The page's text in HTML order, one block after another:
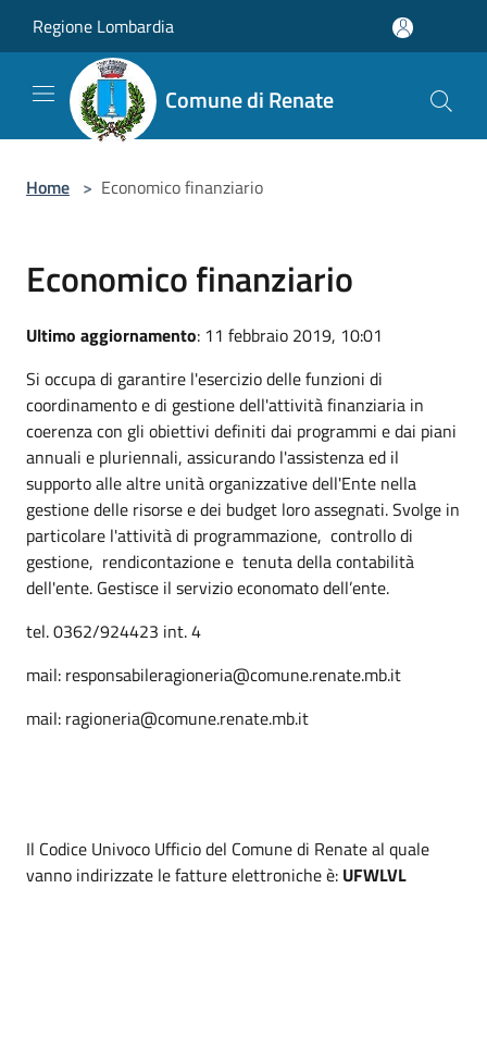
Regione Lombardia
Comune di Renate
Home > Economico finanziario
Economico finanziario
Ultimo aggiornamento: 11 febbraio 2019, 10:01
Si occupa di garantire l'esercizio delle funzioni di
coordinamento e di gestione dell'attività finanziaria in
coerenza con gli obiettivi definiti dai programmi e dai piani
annuali e pluriennali, assicurando l'assistenza ed il
supporto alle altre unità organizzative dell'Ente nella
gestione delle risorse e dei budget loro assegnati. Svolge in
particolare l'attività di programmazione, controllo di
gestione, rendicontazione e tenuta della contabilità
dell'ente. Gestisce il servizio economato dell’ente.
tel. 0362/924423 int. 4
mail: responsabileragioneria@comune.renate.mb.it
mail: ragioneria@comune.renate.mb.it
Il Codice Univoco Ufficio del Comune di Renate al quale
vanno indirizzate le fatture elettroniche è: UFWLVL